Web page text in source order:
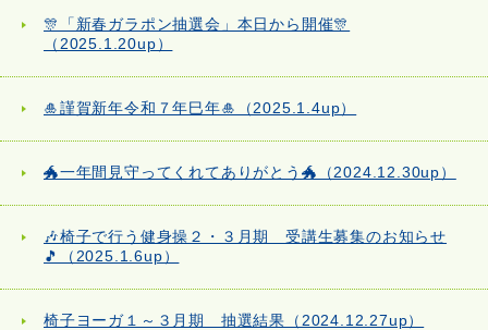
🎊「新春ガラポン抽選会」本日から開催🎊
（2025.1.20up）
🎍謹賀新年令和７年巳年🎍（2025.1.4up）
🐲一年間見守ってくれてありがとう🐲（2024.12.30up）
🎶椅子で行う健身操２・３月期 受講生募集のお知らせ
🎵（2025.1.6up）
椅子ヨーガ１～３月期 抽選結果（2024.12.27up）